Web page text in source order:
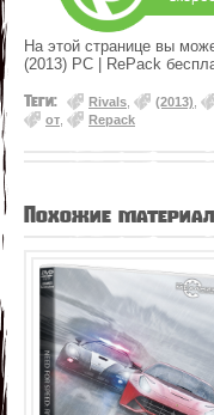
На этой странице вы
(2013) PC | RePack
Теги: Rivals (2013)
от
Repack
Похожие